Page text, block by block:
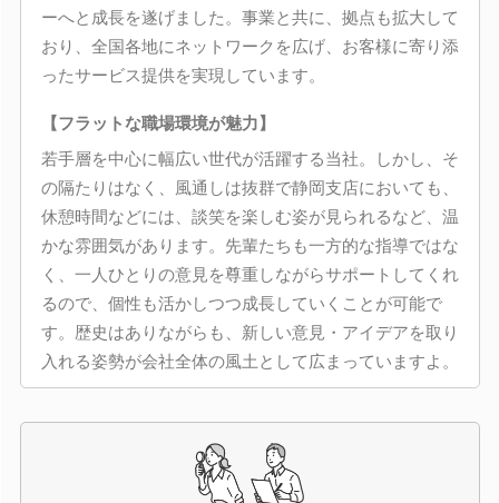
ーへと成長を遂げました。事業と共に、拠点も拡大して
おり、全国各地にネットワークを広げ、お客様に寄り添
ったサービス提供を実現しています。
【フラットな職場環境が魅力】
若手層を中心に幅広い世代が活躍する当社。しかし、そ
の隔たりはなく、風通しは抜群で静岡支店においても、
休憩時間などには、談笑を楽しむ姿が見られるなど、温
かな雰囲気があります。先輩たちも一方的な指導ではな
く、一人ひとりの意見を尊重しながらサポートしてくれ
るので、個性も活かしつつ成長していくことが可能で
す。歴史はありながらも、新しい意見・アイデアを取り
入れる姿勢が会社全体の風土として広まっていますよ。